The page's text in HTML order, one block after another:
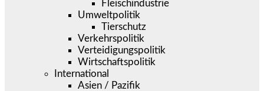
Fleischindustrie
Umweltpolitik
Tierschutz
Verkehrspolitik
Verteidigungspolitik
Wirtschaftspolitik
International
Asien / Pazifik